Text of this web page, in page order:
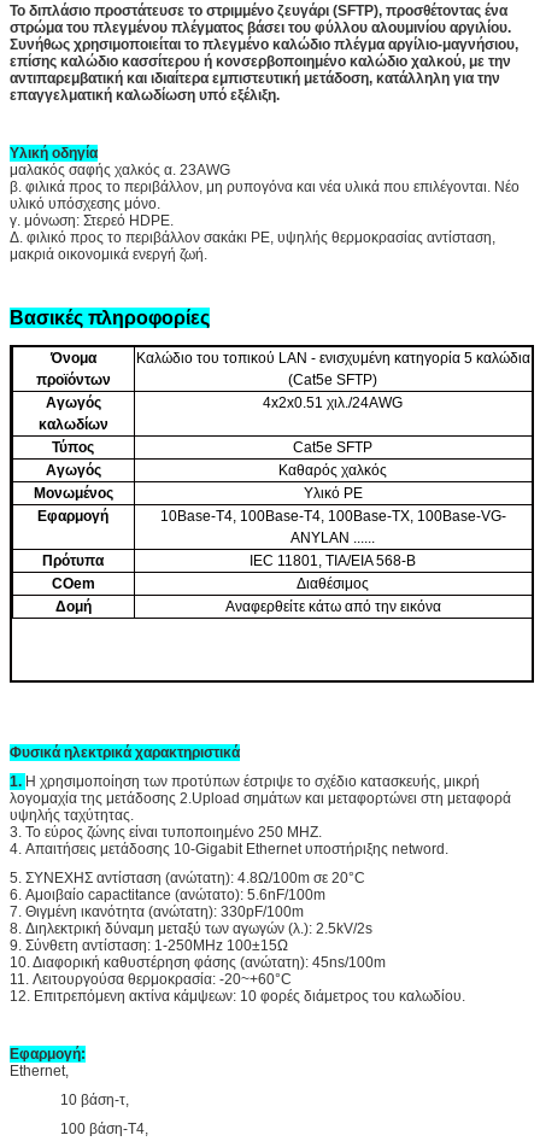
Το διπλάσιο προστάτευσε το στριμμένο ζευγάρι (SFTP), προσθέτοντας ένα
στρώμα του πλεγμένου πλέγματος βάσει του φύλλου αλουμινίου αργιλίου.
Συνήθως χρησιμοποιείται το πλεγμένο καλώδιο πλέγμα αργίλιο-μαγνήσιου,
επίσης καλώδιο κασσίτερου ή κονσερβοποιημένο καλώδιο χαλκού, με την
αντιπαρεμβατική και ιδιαίτερα εμπιστευτική μετάδοση, κατάλληλη για την
επαγγελματική καλωδίωση υπό εξέλιξη.
Υλική οδηγία
μαλακός σαφής χαλκός α. 23AWG
β. φιλικά προς το περιβάλλον, μη ρυπογόνα και νέα υλικά που επιλέγονται. Νέο
υλικό υπόσχεσης μόνο.
γ. μόνωση: Στερεό HDPE.
Δ. φιλικό προς το περιβάλλον σακάκι PE, υψηλής θερμοκρασίας αντίσταση,
μακριά οικονομικά ενεργή ζωή.
Βασικές πληροφορίες
Όνομα
προϊόντων
Καλώδιο του τοπικού LAN - ενισχυμένη κατηγορία 5 καλώδια
(Cat5e SFTP)
Αγωγός
καλωδίων
4x2x0.51 χιλ./24AWG
Τύπος
Cat5e SFTP
Αγωγός
Καθαρός χαλκός
Μονωμένος
Υλικό PE
Εφαρμογή
10Base-T4, 100Base-T4,100Base-TX, 100Base-VG-
ANYLAN ......
Πρότυπα
IEC 11801, TIA/EIA 568-Β
COem
Διαθέσιμος
Δομή
Αναφερθείτε κάτω από την εικόνα
Φυσικά ηλεκτρικά χαρακτηριστικά
1. Η χρησιμοποίηση των προτύπων έστριψε το σχέδιο κατασκευής, μικρή
λογομαχία της μετάδοσης 2.Upload σημάτων και μεταφορτώνει στη μεταφορά
υψηλής ταχύτητας.
3. Το εύρος ζώνης είναι τυποποιημένο 250 MHZ.
4. Απαιτήσεις μετάδοσης 10-Gigabit Ethernet υποστήριξης netword.
5. ΣΥΝΕΧΗΣ αντίσταση (ανώτατη): 4.8Ω/100m σε 20°C
6. Αμοιβαίο capactitance (ανώτατο): 5.6nF/100m
7. Θιγμένη ικανότητα (ανώτατη): 330pF/100m
8. Διηλεκτρική δύναμη μεταξύ των αγωγών (λ.): 2.5kV/2s
9. Σύνθετη αντίσταση: 1-250MHz 100±15Ω
10. Διαφορική καθυστέρηση φάσης (ανώτατη): 45ns/100m
11. Λειτουργούσα θερμοκρασία: -20~+60°C
12. Επιτρεπόμενη ακτίνα κάμψεων: 10 φορές διάμετρος του καλωδίου.
Εφαρμογή:
Ethernet,
10 βάση-τ,
100 βάση-T4,